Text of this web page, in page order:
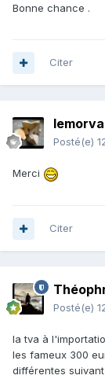
Bonne chance .
Citer
Posté(e)
Merci
Citer
Posté(e)
la tva à
les fameux 300
différentes